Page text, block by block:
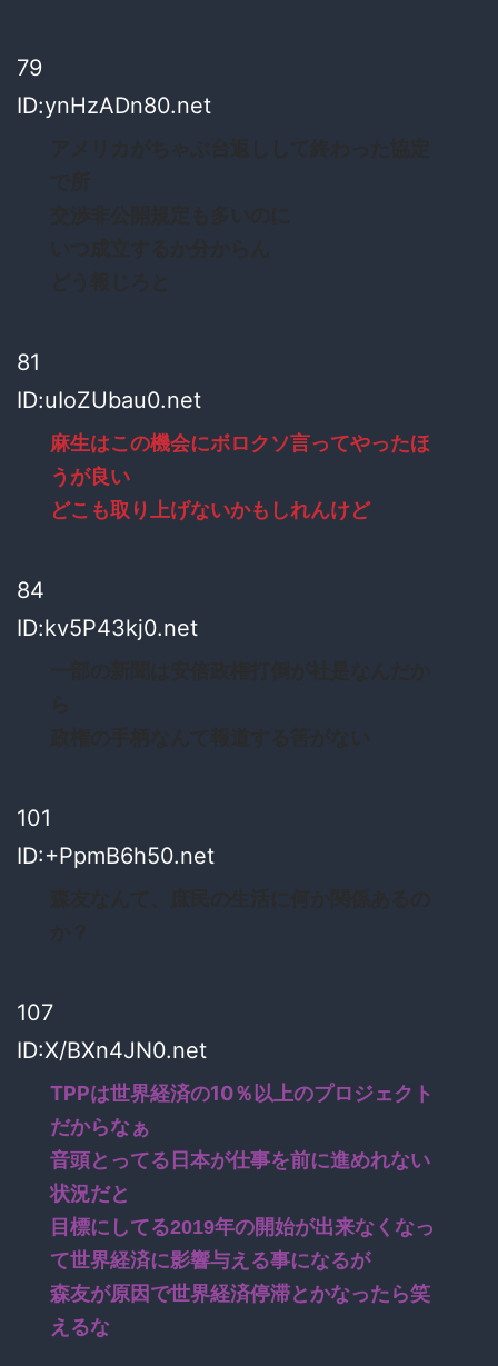
79
ID:ynHzADn80.net
81
ID:uIoZUbau0.net
麻生はこの機会にボロクソ言ってやったほ
うが良い
どこも取り上げないかもしれんけど
84
ID:kv5P43kj0.net
101
ID:+PpmB6h50.net
107
ID:X/BXn4JN0.net
TPPは世界経済の10％以上のプロジェクト
だからなぁ
音頭とってる日本が仕事を前に進めれない
状況だと
目標にしてる2019年の開始が出来なくなっ
て世界経済に影響与える事になるが
森友が原因で世界経済停滞とかなったら笑
えるな